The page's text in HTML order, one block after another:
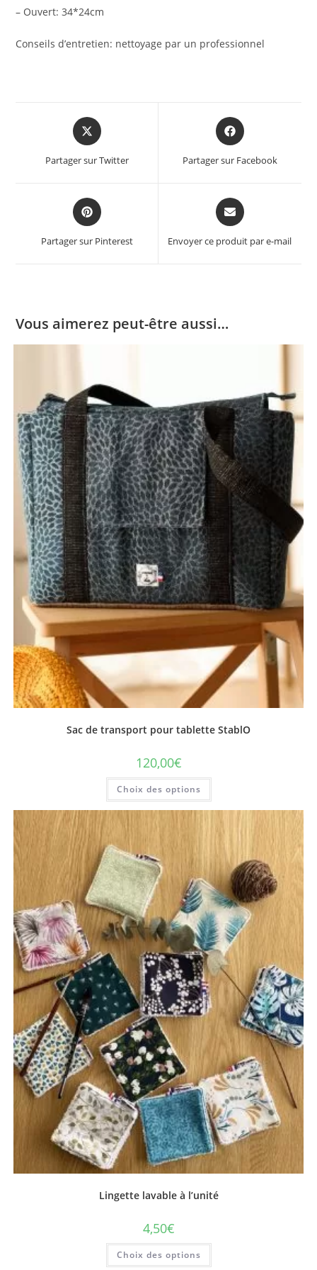
– Ouvert: 34*24cm
Conseils d’entretien: nettoyage par un professionnel
Opens
in
new
Partager sur Twitter
Opens
in
new
Partager sur Facebook
Opens
in
new
Partager sur Pinterest
Opens
in
new
Envoyer ce produit par e-mail
Vous aimerez peut-être aussi…
Sac de transport pour tablette StablO
120,00€
Choix des options
Ce
a
plusieurs
variations.
Les
peuvent
être
choisies
sur
la
page
du
produit
Lingette lavable à l’unité
4,50€
Choix des options
Ce
a